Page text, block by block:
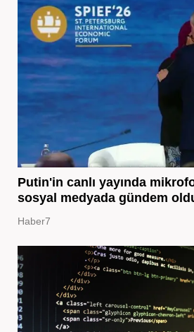
Putin'in canlı yayında
sosyal medyada gündem
Haber7